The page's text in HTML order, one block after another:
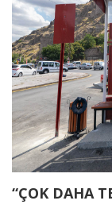
“ÇOK DAHA